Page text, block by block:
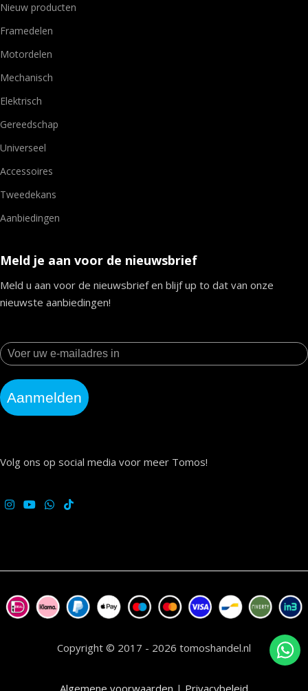
Nieuw producten
Framedelen
Motordelen
Mechanisch
Elektrisch
Gereedschap
Universeel
Accessoires
Tweedekans
Aanbiedingen
Meld je aan voor de nieuwsbrief
Meld u aan voor de nieuwsbrief en blijf up to dat van onze
nieuwste aanbiedingen!
Aanmelden
Volg ons op social media voor meer Tomos!
Copyright © 2017 - 2026 tomoshandel.nl